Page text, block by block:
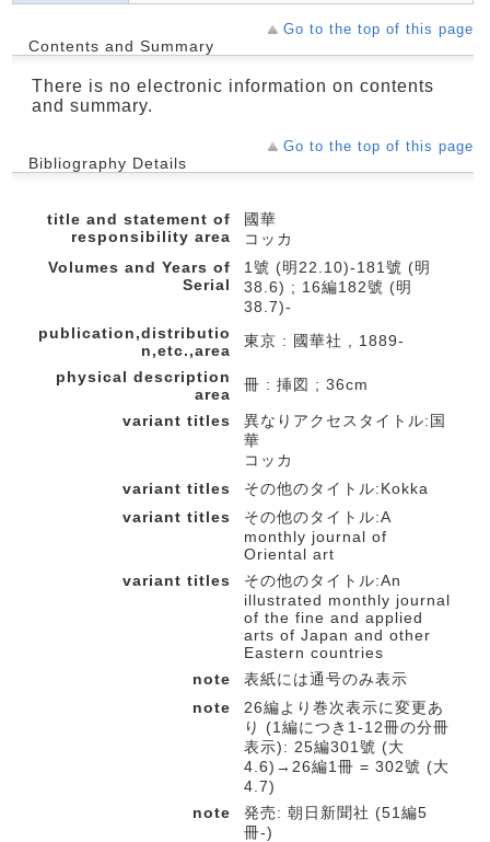
Go to the top of this page
Contents and Summary
There is no electronic information on contents
and summary.
Go to the top of this page
Bibliography Details
title and statement of
responsibility area
國華
コッカ
Volumes and Years of
Serial
1號 (明22.10)-181號 (明
38.6) ; 16編182號 (明
38.7)-
publication,distributio
n,etc.,area
東京 : 國華社 , 1889-
physical description
area
冊 : 挿図 ; 36cm
variant titles
異なりアクセスタイトル:国
華
コッカ
variant titles
その他のタイトル:Kokka
variant titles
その他のタイトル:A
monthly journal of
Oriental art
variant titles
その他のタイトル:An
illustrated monthly journal
of the fine and applied
arts of Japan and other
Eastern countries
note
表紙には通号のみ表示
note
26編より巻次表示に変更あ
り (1編につき1-12冊の分冊
表示): 25編301號 (大
4.6)→26編1冊 = 302號 (大
4.7)
note
発売: 朝日新聞社 (51編5
冊-)